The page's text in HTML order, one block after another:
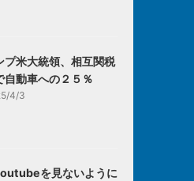
プ米大統領、相互関税
自動車への２５％
4/3
を見ないように